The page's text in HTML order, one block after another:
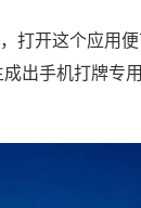
打开这个应用
出手机打牌专